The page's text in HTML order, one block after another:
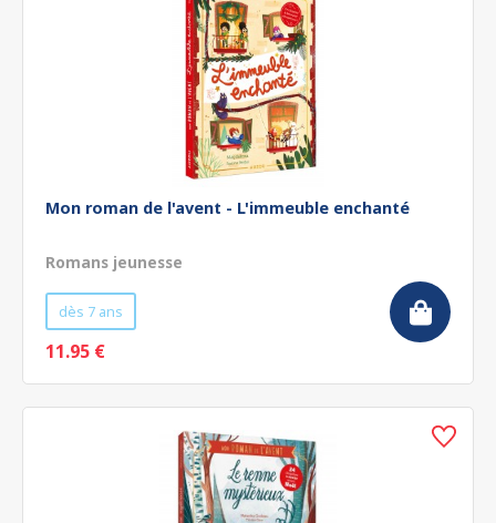
Mon roman de l'avent - L'immeuble enchanté
Romans jeunesse
dès 7 ans
11.95 €